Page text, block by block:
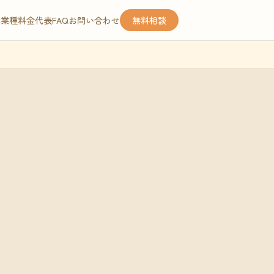
種料金代表FAQお問い合わせ 無料相談